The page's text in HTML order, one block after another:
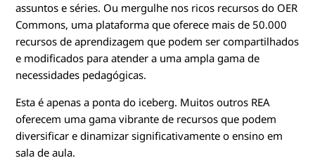
assuntos e séries. Ou mergulhe nos ricos recursos do OER
Commons, uma plataforma que oferece mais de 50.000
recursos de aprendizagem que podem ser compartilhados
e modificados para atender a uma ampla gama de
necessidades pedagógicas.
Esta é apenas a ponta do iceberg. Muitos outros REA
oferecem uma gama vibrante de recursos que podem
diversificar e dinamizar significativamente o ensino em
sala de aula.